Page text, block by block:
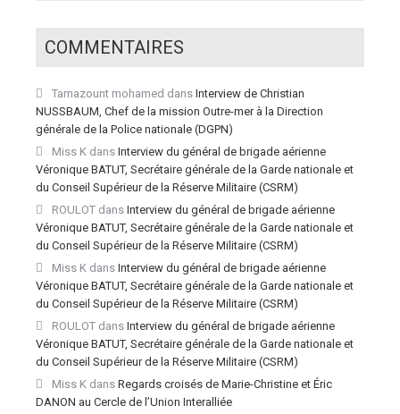
COMMENTAIRES
Tamazount mohamed dans Interview de Christian
NUSSBAUM, Chef de la mission Outre-mer à la Direction
générale de la Police nationale (DGPN)
Miss K dans Interview du général de brigade aérienne
Véronique BATUT, Secrétaire générale de la Garde nationale et
du Conseil Supérieur de la Réserve Militaire (CSRM)
ROULOT dans Interview du général de brigade aérienne
Véronique BATUT, Secrétaire générale de la Garde nationale et
du Conseil Supérieur de la Réserve Militaire (CSRM)
Miss K dans Interview du général de brigade aérienne
Véronique BATUT, Secrétaire générale de la Garde nationale et
du Conseil Supérieur de la Réserve Militaire (CSRM)
ROULOT dans Interview du général de brigade aérienne
Véronique BATUT, Secrétaire générale de la Garde nationale et
du Conseil Supérieur de la Réserve Militaire (CSRM)
Miss K dans Regards croisés de Marie-Christine et Éric
DANON au Cercle de l’Union Interalliée